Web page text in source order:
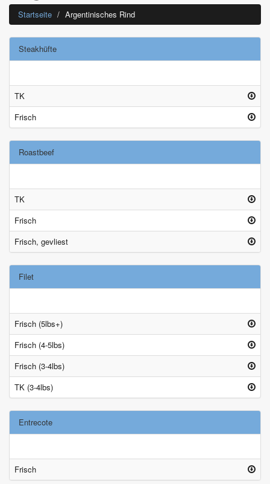
Startseite Argentinisches Rind
Steakhüfte
TK
Frisch
Roastbeef
TK
Frisch
Frisch, gevliest
Filet
Frisch (5lbs+)
Frisch (4-5lbs)
Frisch (3-4lbs)
TK (3-4lbs)
Entrecote
Frisch